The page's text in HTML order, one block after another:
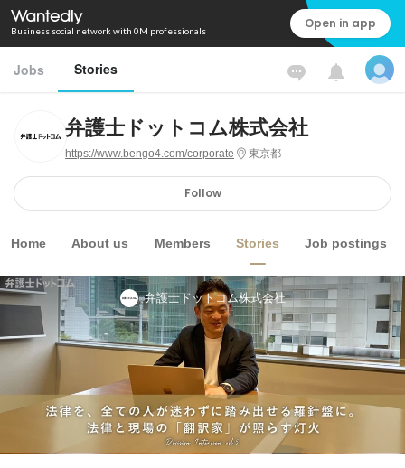
Business social network with 0M professionals Open in app
Jobs Stories
弁護士ドットコム株式会社
https://www.bengo4.com/corporate 東京都
Follow
Home About us Members Stories Job postings
弁護士ドットコム株式会社